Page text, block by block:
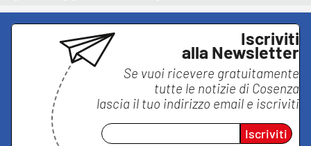
Iscriviti
alla Newsletter
Se vuoi ricevere gratuitamente
tutte le notizie di Cosenza
lascia il tuo indirizzo email e iscriviti
Iscriviti